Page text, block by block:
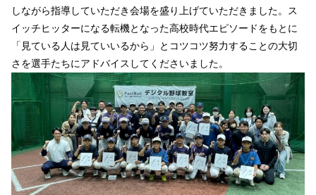
しながら指導していただき会場を盛り上げていただきました。ス
イッチヒッターになる転機となった高校時代エピソードをもとに
「見ている人は見ていいるから」とコツコツ努力することの大切
さを選手たちにアドバイスしてくださいました。